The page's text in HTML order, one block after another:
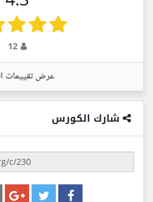
12
عرض تقييمات
شارك الكورس